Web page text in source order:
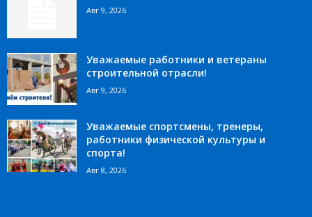
Авг 9, 2026
Уважаемые работники и ветераны
строительной отрасли!
Авг 9, 2026
Уважаемые спортсмены, тренеры,
работники физической культуры и
спорта!
Авг 8, 2026